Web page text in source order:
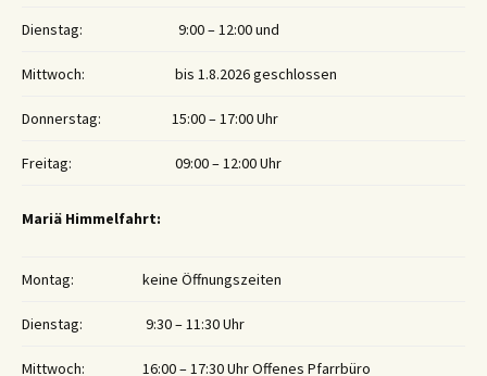
Dienstag: 9:00 – 12:00 und
Mittwoch: bis 1.8.2026 geschlossen
Donnerstag: 15:00 – 17:00 Uhr
Freitag: 09:00 – 12:00 Uhr
Mariä Himmelfahrt:
Montag: keine Öffnungszeiten
Dienstag: 9:30 – 11:30 Uhr
Mittwoch: 16:00 – 17:30 Uhr Offenes Pfarrbüro